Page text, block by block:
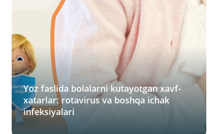
Yoz faslida bolalarni kutayotgan xavf-
xatarlar: rotavirus va boshqa ichak
infeksiyalari